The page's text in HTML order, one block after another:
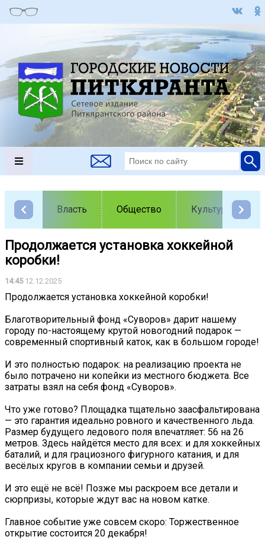
Власть Общество Культура
️Продолжается установка хоккейной
коробки!
14:4512.12.2025
️Продолжается установка хоккейной коробки!
Благотворительный фонд «Суворов» дарит нашему
городу по-настоящему крутой новогодний подарок —
современный спортивный каток, как в большом городе!
И это полностью подарок: на реализацию проекта не
было потрачено ни копейки из местного бюджета. Все
затраты взял на себя фонд «Суворов».
Что уже готово? Площадка тщательно заасфальтирована
— это гарантия идеально ровного и качественного льда.
Размер будущего ледового поля впечатляет: 56 на 26
метров. Здесь найдётся место для всех: и для хоккейных
баталий, и для грациозного фигурного катания, и для
весёлых кругов в компании семьи и друзей.
И это ещё не всё! Позже мы раскроем все детали и
сюрпризы, которые ждут вас на новом катке.
Главное событие уже совсем скоро: Торжественное
открытие состоится 20 декабря!